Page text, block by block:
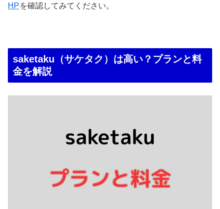
HP を確認してみてください。
saketaku（サケタク）は高い？プランと料
金を解説